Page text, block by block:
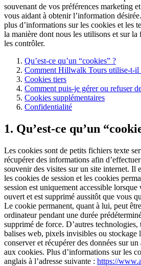
souvenant de vos préférences marketing
vous aidant à obtenir l’information
plus d’informations sur les cookies et les
la manière dont nous les utilisons et sur
les contrôler.
Qu’est-ce qu’un “cookies” ?
Comment Hillwalk Tours utilise-t-il
Cookies tiers
Comment puis-je gérer ou refuser
Cookies supplémentaires
Confidentialité
1. Qu’est-ce qu’un
Les cookies sont de petits fichiers texte
récupérer des informations afin
souvenir des visites sur un site internet. Il
les cookies de session et les cookies
session est uniquement accessible
ouvert et est supprimé aussitôt que vous
Le cookie permanent, quant à lui, peut
ordinateur pendant une durée
supprimé de force. D’autres technologies,
balises web, pixels invisibles ou stockage
conserver et récupérer des données sur
aux cookies. Plus d’informations sur les
anglais à l’adresse suivante : https://